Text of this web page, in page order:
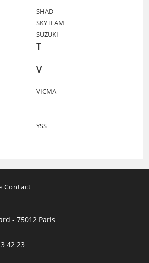
SHAD
SKYTEAM
SUZUKI
T
V
VICMA
YSS
Contact
- 75012 Paris
42 23